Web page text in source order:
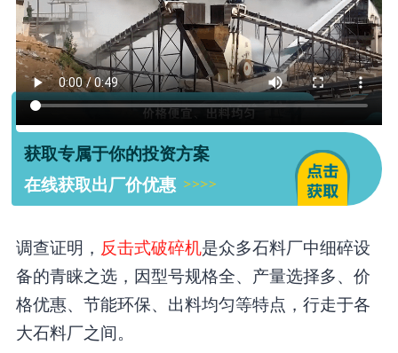
获取专属于你的投资方案
在线获取出厂价优惠
调查证明， 反击式破碎机是众多石料厂中细碎设
备的青睐之选，因型号规格全、产量选择多、价
格优惠、节能环保、出料均匀等特点，行走于各
大石料厂之间。